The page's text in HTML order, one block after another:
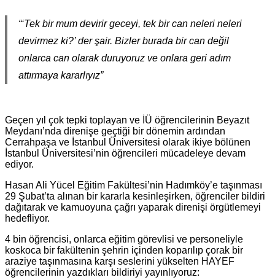
“‘Tek bir mum devirir geceyi, tek bir can neleri neleri
devirmez ki?’ der şair. Bizler burada bir can değil
onlarca can olarak duruyoruz ve onlara geri adım
attırmaya kararlıyız”
Geçen yıl çok tepki toplayan ve İÜ öğrencilerinin Beyazıt
Meydanı’nda direnişe geçtiği bir dönemin ardından
Cerrahpaşa ve İstanbul Üniversitesi olarak ikiye bölünen
İstanbul Üniversitesi’nin öğrencileri mücadeleye devam
ediyor.
Hasan Ali Yücel Eğitim Fakültesi’nin Hadımköy’e taşınması
29 Şubat’ta alınan bir kararla kesinleşirken, öğrenciler bildiri
dağıtarak ve kamuoyuna çağrı yaparak direnişi örgütlemeyi
hedefliyor.
4 bin öğrencisi, onlarca eğitim görevlisi ve personeliyle
koskoca bir fakültenin şehrin içinden koparılıp çorak bir
araziye taşınmasına karşı seslerini yükselten HAYEF
öğrencilerinin yazdıkları bildiriyi yayınlıyoruz: